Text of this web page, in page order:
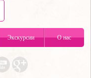
Экскурсии О нас